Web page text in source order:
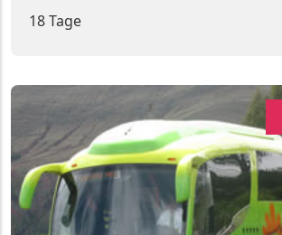
18 Tage